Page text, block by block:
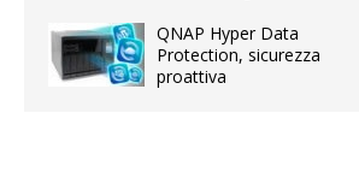
QNAP Hyper Data
Protection, sicurezza
proattiva